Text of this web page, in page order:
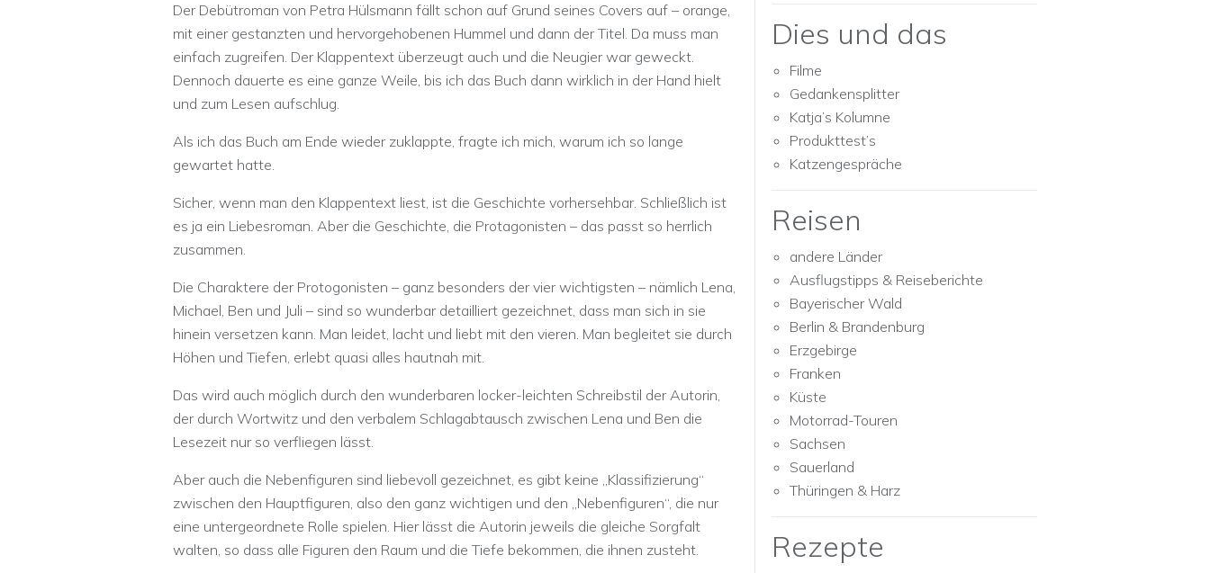
Der Debütroman von Petra Hülsmann fällt schon auf Grund seines Covers auf – orange,
mit einer gestanzten und hervorgehobenen Hummel und dann der Titel. Da muss man
einfach zugreifen. Der Klappentext überzeugt auch und die Neugier war geweckt.
Dennoch dauerte es eine ganze Weile, bis ich das Buch dann wirklich in der Hand hielt
und zum Lesen aufschlug.
Als ich das Buch am Ende wieder zuklappte, fragte ich mich, warum ich so lange
gewartet hatte.
Sicher, wenn man den Klappentext liest, ist die Geschichte vorhersehbar. Schließlich ist
es ja ein Liebesroman. Aber die Geschichte, die Protagonisten – das passt so herrlich
zusammen.
Die Charaktere der Protogonisten – ganz besonders der vier wichtigsten – nämlich Lena,
Michael, Ben und Juli – sind so wunderbar detailliert gezeichnet, dass man sich in sie
hinein versetzen kann. Man leidet, lacht und liebt mit den vieren. Man begleitet sie durch
Höhen und Tiefen, erlebt quasi alles hautnah mit.
Das wird auch möglich durch den wunderbaren locker-leichten Schreibstil der Autorin,
der durch Wortwitz und den verbalem Schlagabtausch zwischen Lena und Ben die
Lesezeit nur so verfliegen lässt.
Aber auch die Nebenfiguren sind liebevoll gezeichnet, es gibt keine „Klassifizierung“
zwischen den Hauptfiguren, also den ganz wichtigen und den „Nebenfiguren“, die nur
eine untergeordnete Rolle spielen. Hier lässt die Autorin jeweils die gleiche Sorgfalt
walten, so dass alle Figuren den Raum und die Tiefe bekommen, die ihnen zusteht.
Dies und das
Filme
Gedankensplitter
Katja’s Kolumne
Produkttest’s
Katzengespräche
Reisen
andere Länder
Ausflugstipps & Reiseberichte
Bayerischer Wald
Berlin & Brandenburg
Erzgebirge
Franken
Küste
Motorrad-Touren
Sachsen
Sauerland
Thüringen & Harz
Rezepte